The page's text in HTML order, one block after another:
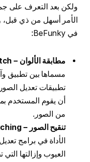
ولكن بعد التعرف على
الأمر أسهل من ذي
في BeFunky:
مطابقة الألوان – Color Match:
مسماها بين تطبيق
أن يقوم المستخدم
من الصور.
تنقيح الصور – Photo Retouching:
الأداة في برامج
العيوب وإزالتها